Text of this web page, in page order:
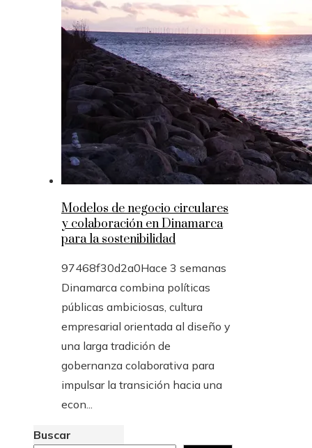
Modelos de negocio circulares
y colaboración en Dinamarca
para la sostenibilidad
97468f30d2a0Hace 3 semanas
Dinamarca combina políticas
públicas ambiciosas, cultura
empresarial orientada al diseño y
una larga tradición de
gobernanza colaborativa para
impulsar la transición hacia una
econ...
Buscar